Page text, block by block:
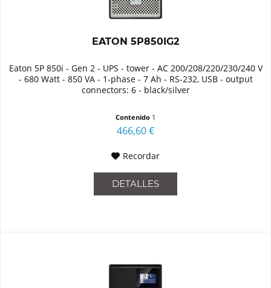
EATON 5P850IG2
Eaton 5P 850i - Gen 2 - UPS - tower - AC 200/208/220/230/240 V
- 680 Watt - 850 VA - 1-phase - 7 Ah - RS-232, USB - output
connectors: 6 - black/silver
Contenido 1
466,60 €
Recordar
DETALLES